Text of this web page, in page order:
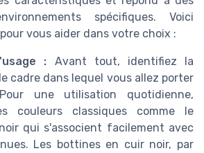
spécifiques. Voici
vous aider dans votre choix :
: Avant tout, identifiez la
cadre dans lequel vous allez porter
une utilisation quotidienne,
couleurs classiques comme le
qui s'associent facilement avec
Les bottines en cuir noir, par